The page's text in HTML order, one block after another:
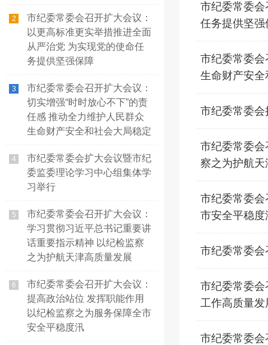
2
市纪委常委会召开扩大会议：
以更高标准更实举措推进全面
从严治党 为实现党的使命任
务提供坚强保障
3
市纪委常委会召开扩大会议：
切实增强“时时放心不下”的责
任感 推动全力维护人民群众
生命财产安全和社会大局稳定
4
市纪委常委会扩大会议暨市纪
委监委理论学习中心组集体学
习举行
5
市纪委常委会召开扩大会议：
学习贯彻习近平总书记重要讲
话重要指示精神 以纪检监察
之为护航天津高质量发展
6
市纪委常委会召开扩大会议：
提高政治站位 发挥职能作用
以纪检监察之为服务保障全市
安全平稳度汛
市纪委常委
任务提供坚强
市纪委常委会
生命财产安
市纪委常委
市纪委常委
察之为护航
市纪委常委
市安全平稳度
市纪委常委
市纪委常委
工作高质量
市纪委常委